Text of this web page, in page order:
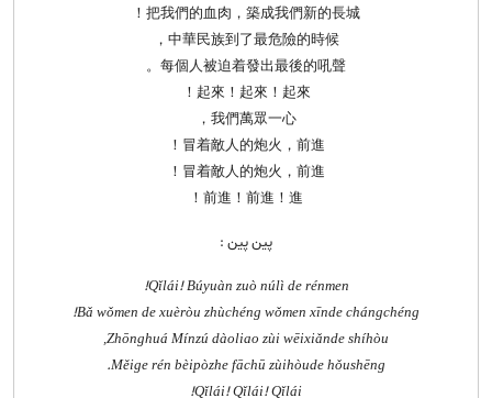
把我們的血肉，築成我們新的長城！
中華民族到了最危險的時候，
每個人被迫着發出最後的吼聲。
起來！起來！起來！
我們萬眾一心，
冒着敵人的炮火，前進！
冒着敵人的炮火，前進！
前進！前進！進！
پین پین :
Qǐlái! Búyuàn zuò núlì de rénmen!
Bǎ wǒmen de xuèròu zhùchéng wǒmen xīnde chángchéng!
Zhōnghuá Mínzú dàoliao zùi wēixiǎnde shíhòu,
Měige rén bèipòzhe fāchū zùihòude hǒushēng.
Qǐlái! Qǐlái! Qǐlái!